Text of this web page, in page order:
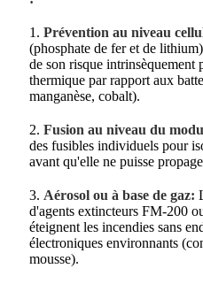
1.Prévention au niveau
(phosphate de fer et de
de son risque intrinsèquement
thermique par rapport aux
manganèse, cobalt).
2.Fusion au niveau du
des fusibles individuels pour
avant qu'elle ne puisse
3. Aérosol ou à base de gaz:
d'agents extincteurs FM-200
éteignent les incendies sans
électroniques environnants
mousse).